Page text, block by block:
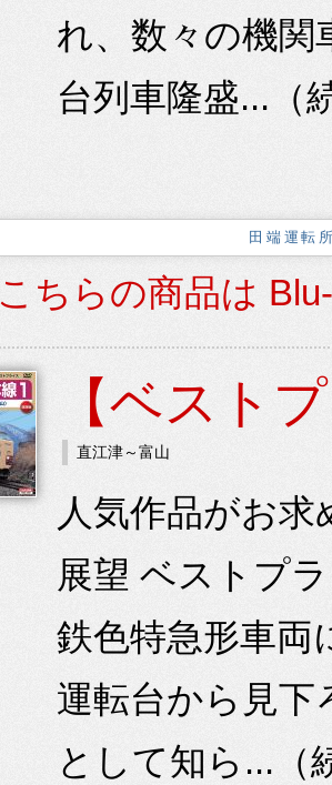
れ、数々の機関
台列車隆盛...（
田端運転
こちらの商品は
【ベスト
直江津～富山
人気作品がお
展望 ベストプ
鉄色特急形車両
運転台から見下
として知ら...（